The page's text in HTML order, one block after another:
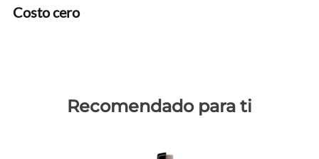
Costo cero
Recomendado para ti